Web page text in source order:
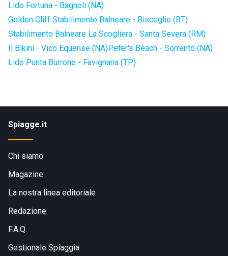
Lido Fortuna - Bagnoli (NA)
Golden Cliff Stabilimento Balneare - Bisceglie (BT)
Stabilimento Balneare La Scogliera - Santa Severa (RM)
Il Bikini - Vico Equense (NA)Peter's Beach - Sorrento (NA)
Lido Punta Burrone - Favignana (TP)
Spiagge.it
Chi siamo
Magazine
La nostra linea editoriale
Redazione
F.A.Q.
Gestionale Spiaggia